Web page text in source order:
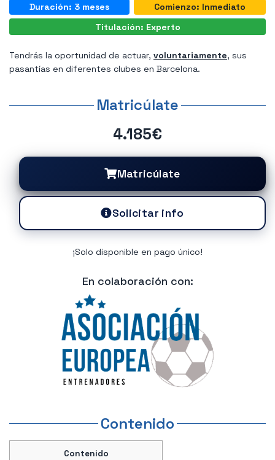
Duración: 3 meses
Comienzo: Inmediato
Titulación: Experto
Tendrás la oportunidad de actuar, voluntariamente, sus
pasantías en diferentes clubes en Barcelona.
Matricúlate
4.185€
Matricúlate
Solicitar info
¡Solo disponible en pago único!
En colaboración con:
Contenido
Contenido